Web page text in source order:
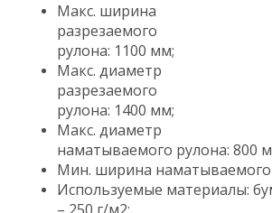
Макс. ширина
разрезаемого
рулона: 1100 мм;
Макс. диаметр
разрезаемого
рулона: 1400 мм;
Макс. диаметр
наматываемого рулона: 800
Мин. ширина наматываемого
Используемые материалы: